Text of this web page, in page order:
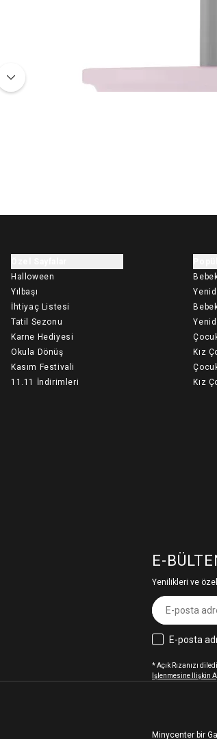
Halloween
Yılbaşı
İhtiyaç Listesi
Tatil Sezonu
Karne Hediyesi
Okula Dönüş
Kasım Festivali
11.11 İndirimleri
Kız
Kız
E-
Yenilikleri ve
E-posta
* Açık Rızanızı
İşlenmesine İlişkin
Minycenter bir